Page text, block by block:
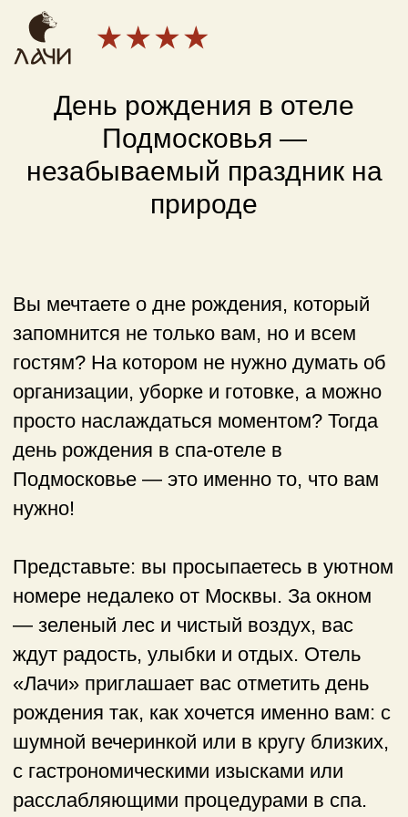
День рождения в отеле
Подмосковья —
незабываемый праздник на
природе
Вы мечтаете о дне рождения, который
просто наслаждаться моментом? Тогда
Подмосковье — это именно то, что вам
нужно!
Представьте: вы просыпаетесь в уютном
номере недалеко от Москвы. За окном
— зеленый лес и чистый воздух, вас
«Лачи» приглашает вас отметить день
рождения так, как хочется именно вам: с
расслабляющими процедурами в спа.
Здесь можно забыть о городской суете и
Почему стоит провести
день рождения в отеле
«Лачи»?